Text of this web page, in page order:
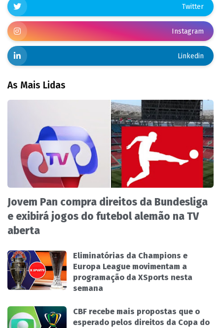
Twitter
Instagram
Linkedin
As Mais Lidas
Jovem Pan compra direitos da Bundesliga
e exibirá jogos do futebol alemão na TV
aberta
Eliminatórias da Champions e
Europa League movimentam a
programação da XSports nesta
semana
CBF recebe mais propostas que o
esperado pelos direitos da Copa do